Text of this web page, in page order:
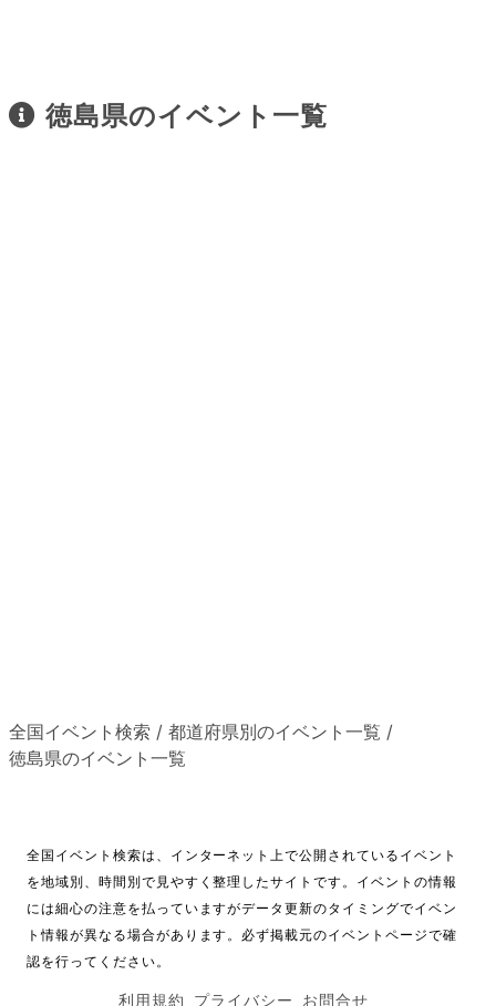
徳島県のイベント一覧
全国イベント検索 / 都道府県別のイベント一覧 /
徳島県のイベント一覧
全国イベント検索は、インターネット上で公開されているイベント
を地域別、時間別で見やすく整理したサイトです。イベントの情報
には細心の注意を払っていますがデータ更新のタイミングでイベン
ト情報が異なる場合があります。必ず掲載元のイベントページで確
認を行ってください。
利用規約 プライバシー お問合せ